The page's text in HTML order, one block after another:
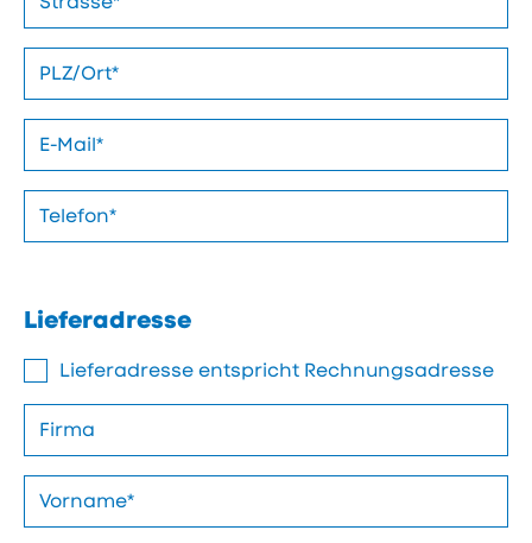
Lieferadresse
Lieferadresse entspricht Rechnungsadresse